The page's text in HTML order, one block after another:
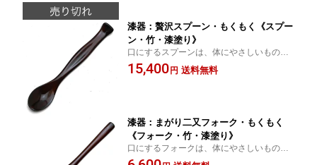
漆器：贅沢スプーン・もくもく《スプー
ン・竹・漆塗り》
口にするスプーンは、体にやさしいものを
選びましょう！
15,400 円 送料無料
漆器：まがり二又フォーク・もくもく
《フォーク・竹・漆塗り》
口にするフォークは、体にやさしいものを
選びましょう！